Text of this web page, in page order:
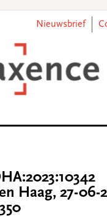
Nieuwsbrief
Haag, 27-06-